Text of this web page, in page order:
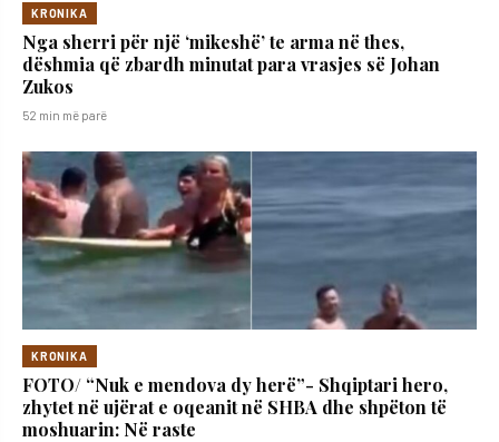
KRONIKA
Nga sherri për një ‘mikeshë’ te arma në thes,
dëshmia që zbardh minutat para vrasjes së Johan
Zukos
52 min më parë
KRONIKA
FOTO/ “Nuk e mendova dy herë”- Shqiptari hero,
zhytet në ujërat e oqeanit në SHBA dhe shpëton të
moshuarin: Në raste